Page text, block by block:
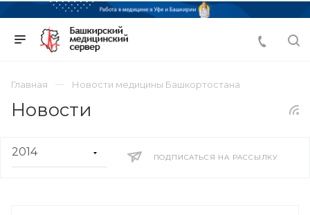
Главная Новости медицины Башкортостана
Новости
ПОДПИСАТЬСЯ НА РАССЫЛКУ